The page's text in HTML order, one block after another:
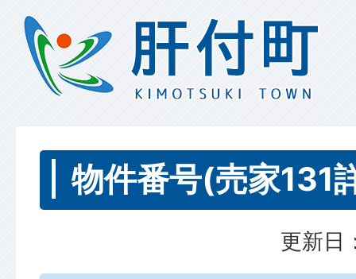
物件番号(売家131
更新日